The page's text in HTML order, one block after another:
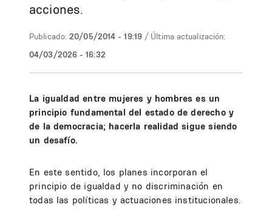
acciones.
Publicado: 20/05/2014 - 19:19 / Última actualización:
04/03/2026 - 16:32
La igualdad entre mujeres y hombres es un
principio fundamental del estado de derecho y
de la democracia; hacerla realidad sigue siendo
un desafío.
En este sentido, los planes incorporan el
principio de igualdad y no discriminación en
todas las políticas y actuaciones institucionales.